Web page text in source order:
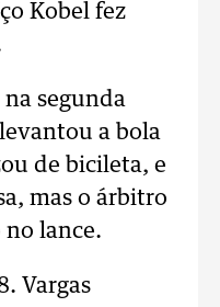
Kobel fez
segunda
a bola
de bicileta, e
mas o árbitro
lance.
Vargas